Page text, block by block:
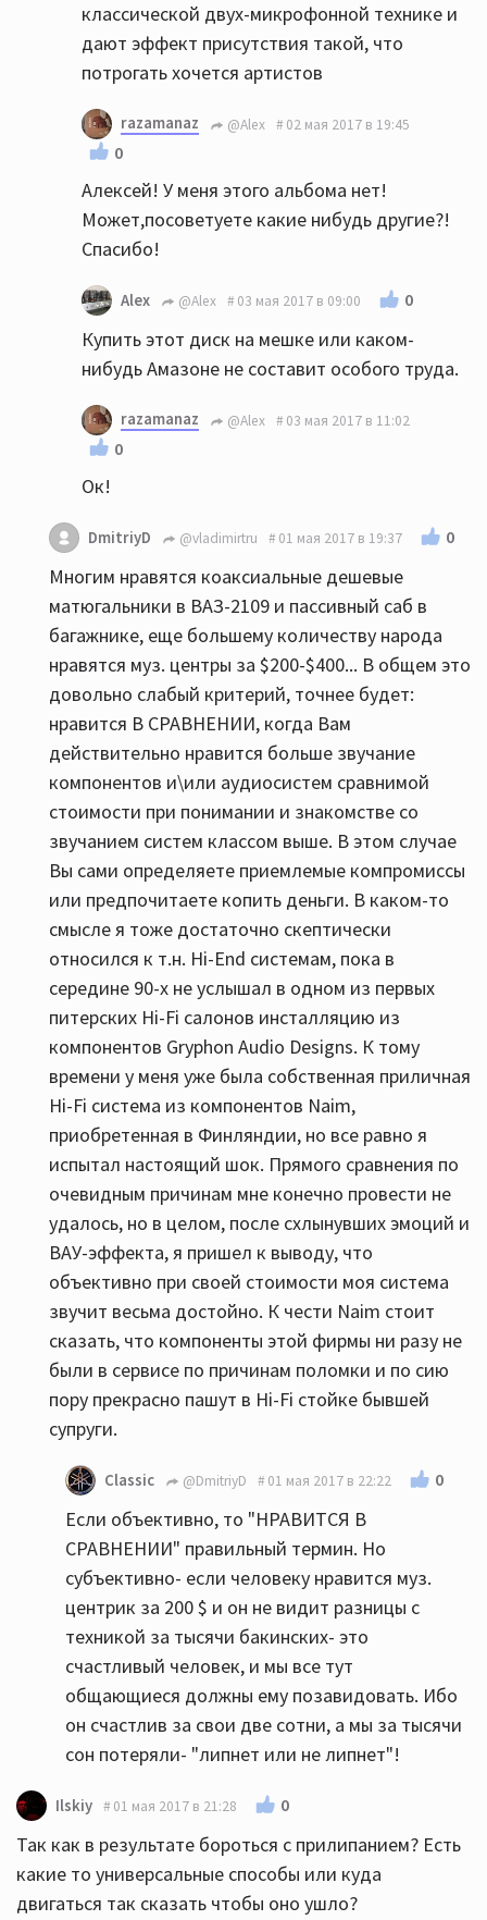
классической двух-микрофонной технике и
дают эффект присутствия такой, что
потрогать хочется артистов
razamanaz @Alex 02 мая 2017 в 19:45
0
Алексей! У меня этого альбома нет!
Может,посоветуете какие нибудь другие?!
Спасибо!
Alex @Alex 03 мая 2017 в 09:00 0
Купить этот диск на мешке или каком-
нибудь Амазоне не составит особого труда.
razamanaz @Alex 03 мая 2017 в 11:02
0
Ок!
DmitriyD @vladimirtru 01 мая 2017 в 19:37 0
Многим нравятся коаксиальные дешевые
матюгальники в ВАЗ-2109 и пассивный саб в
багажнике, еще большему количеству народа
нравятся муз. центры за $200-$400... В общем это
довольно слабый критерий, точнее будет:
нравится В СРАВНЕНИИ, когда Вам
действительно нравится больше звучание
компонентов и\или аудиосистем сравнимой
стоимости при понимании и знакомстве со
звучанием систем классом выше. В этом случае
Вы сами определяете приемлемые компромиссы
или предпочитаете копить деньги. В каком-то
смысле я тоже достаточно скептически
относился к т.н. Hi-End системам, пока в
середине 90-х не услышал в одном из первых
питерских Hi-Fi салонов инсталляцию из
компонентов Gryphon Audio Designs. К тому
времени у меня уже была собственная приличная
Hi-Fi система из компонентов Naim,
приобретенная в Финляндии, но все равно я
испытал настоящий шок. Прямого сравнения по
очевидным причинам мне конечно провести не
удалось, но в целом, после схлынувших эмоций и
ВАУ-эффекта, я пришел к выводу, что
объективно при своей стоимости моя система
звучит весьма достойно. К чести Naim стоит
сказать, что компоненты этой фирмы ни разу не
были в сервисе по причинам поломки и по сию
пору прекрасно пашут в Hi-Fi стойке бывшей
супруги.
Classic @DmitriyD 01 мая 2017 в 22:22 0
Если объективно, то "НРАВИТСЯ В
СРАВНЕНИИ" правильный термин. Но
субъективно- если человеку нравится муз.
центрик за 200 $ и он не видит разницы с
техникой за тысячи бакинских- это
счастливый человек, и мы все тут
общающиеся должны ему позавидовать. Ибо
он счастлив за свои две сотни, а мы за тысячи
сон потеряли- "липнет или не липнет"!
Ilskiy 01 мая 2017 в 21:28 0
Так как в результате бороться с прилипанием? Есть
какие то универсальные способы или куда
двигаться так сказать чтобы оно ушло?